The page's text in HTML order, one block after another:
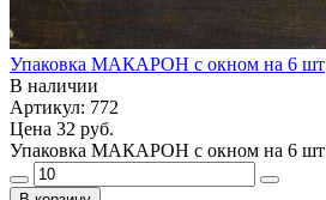
Упаковка МАКАРОН с окном на 6 шт
В наличии
Артикул: 772
Цена 32 руб.
Упаковка МАКАРОН с окном на 6 шт